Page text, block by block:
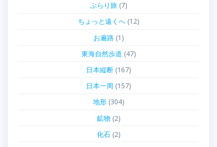
ぶらり旅(7)
ちょっと遠くへ(12)
お遍路 (1)
東海自然歩道 (47)
日本縦断(167)
日本一周 (157)
地形(304)
鉱物 (2)
化石(2)